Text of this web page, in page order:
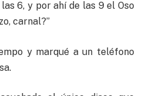
6, y por ahí de las 9 el Oso
carnal?”
y marqué a un teléfono